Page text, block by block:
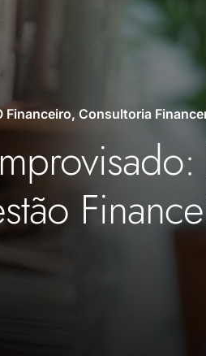
Financeiro, Consultoria